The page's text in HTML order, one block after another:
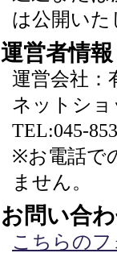
は公開い
運営者情報
運営会社：
ネットショ
TEL:045-
※お電話で
ません。
お問い合
こちらの